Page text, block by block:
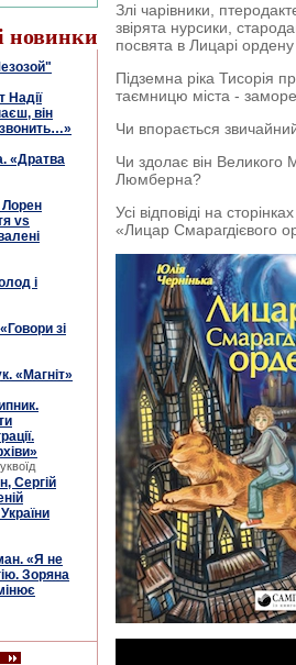
новинки
Надії
він
«Дратва
vs
і
зі
«Магніт»
Сергій
«Я не
Зоряна
Злі чарівники,
звірята нурсики,
посвята в Лицарі ордену
Підземна ріка Тисорія
таємницю міста -
Чи впорається
Чи здолає він Великого
Люмберна?
Усі відповіді на
«Лицар Смарагдієвого